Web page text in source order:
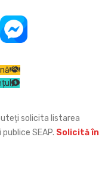
solicita listarea
SEAP. Solicită în